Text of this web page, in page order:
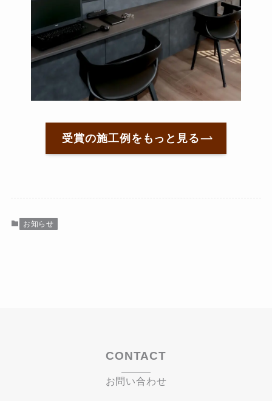
受賞の施工例をもっと見る
お知らせ
CONTACT
お問い合わせ